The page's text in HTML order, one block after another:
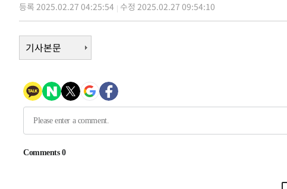
-6472초 전 >여수 오동도 해상서 모터보트 전복…1명 사망·1명 실종
주 날씨]
4분 전 >축구협회 "압수수색·성접대 논란 사과…쇄신의 기회로 삼겠다"
29분 전 >[속보]'압수수색·성접대 논란' 축구협회 "실망과 걱정 안겨드려 죄송"
3시간 전 > '최고 37도' 폭염 지속…강원동해안 최대 150㎜ 비
5시간 전 >[속보]뉴욕증시 상승 마감…S&P 0.6% 나스닥 1.3%↑
한민수·김용 순
등록 2025.02.27 04:25:54 수정 2025.02.27 09:54:10
기사본문